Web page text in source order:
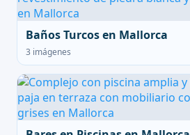
Baños Turcos en Mallorca
3 imágenes